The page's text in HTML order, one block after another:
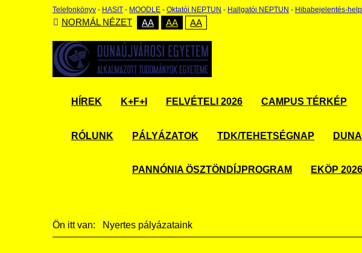
Telefonkönyv - HASIT - MOODLE - Oktatói NEPTUN - Hallgatói NEPTUN - Hibabejelentés-
NORMÁL NÉZET AA AA AA
HÍREK K+F+I FELVÉTELI 2026 CAMPUS TÉRKÉP
RÓLUNK PÁLYÁZATOK TDK/TEHETSÉGNAP
PANNÓNIA ÖSZTÖNDÍJPROGRAM EKÖP 2026
Ön itt van: Nyertes pályázataink